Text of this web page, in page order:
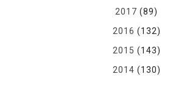
2017 (89)
2016 (132)
2015 (143)
2014 (130)